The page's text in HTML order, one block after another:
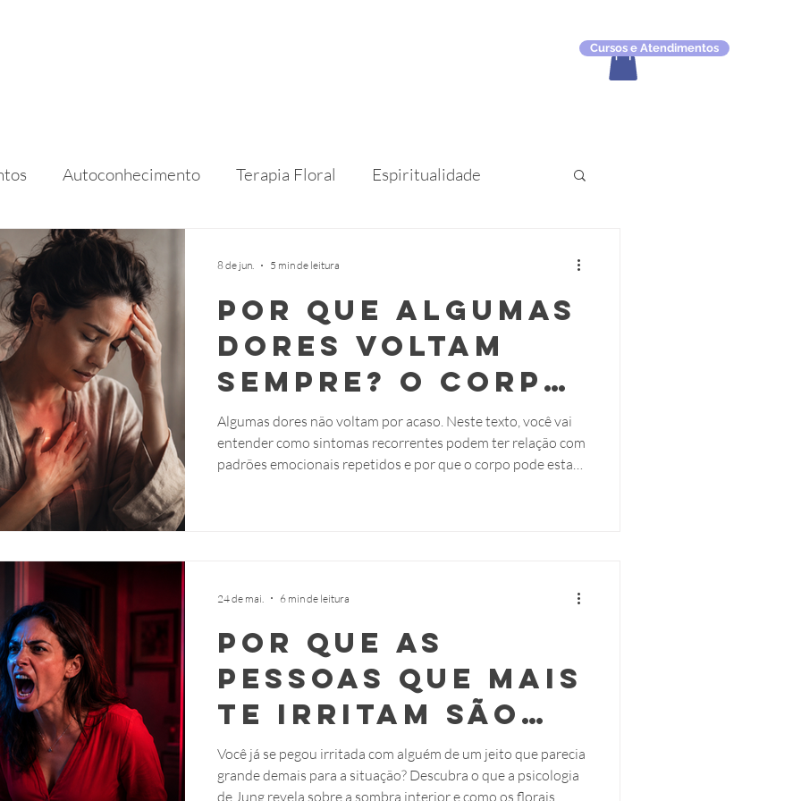
Cursos e Atendimentos
Autoconhecimento Terapia Floral Espiritualidade
Marketing para Terapeutas
Por que algumas
dores voltam
sempre? O corpo
pode estar
repetindo uma
Algumas dores não voltam por acaso. Neste texto, você vai
entender como sintomas recorrentes podem ter relação com
padrões emocionais repetidos e por que o corpo pode estar
8 de jun. 5 min de leitura
Por que as
pessoas que mais
te irritam são
um espelho da
sua sombra
Você já se pegou irritada com alguém de um jeito que parecia
grande demais para a situação? Descubra o que a psicologia
de Jung revela sobre a sombra interior e como os florais
24 de mai. 6 min de leitura